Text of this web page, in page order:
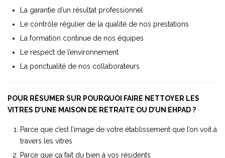
La garantie d’un résultat professionnel
Le contrôle régulier de la qualité de nos prestations
La formation continue de nos équipes
Le respect de l’environnement
La ponctualité de nos collaborateurs
POUR RÉSUMER SUR POURQUOI FAIRE NETTOYER LES
VITRES D’UNE MAISON DE RETRAITE OU D’UN EHPAD ?
Parce que c’est l’image de votre établissement que l’on voit à
travers les vitres
Parce que ça fait du bien à vos résidents